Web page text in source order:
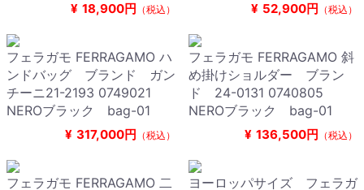
¥ 18,900円 （税込） ¥ 52,900円 （税込）
フェラガモ FERRAGAMO ハ
ンドバッグ ブランド ガン
チーニ21-2193 0749021
NEROブラック bag-01
¥ 317,000円 （税込）
フェラガモ FERRAGAMO 斜
め掛けショルダー ブラン
ド 24-0131 0740805
NEROブラック bag-01
¥ 136,500円 （税込）
フェラガモ FERRAGAMO 二 ヨーロッパサイズ フェラガ